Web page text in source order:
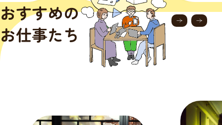
おすすめの
お仕事たち